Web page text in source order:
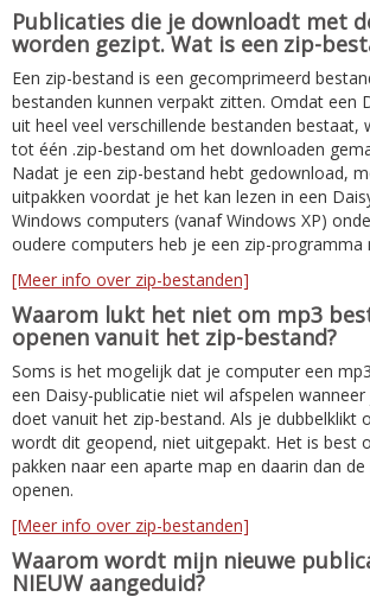
Publicaties die je downloadt met
worden gezipt. Wat is een zip-
Een zip-bestand is een gecomprimeerd
bestanden kunnen verpakt zitten. Omdat een
uit heel veel verschillende bestanden bestaat,
tot één .zip-bestand om het downloaden
Nadat je een zip-bestand hebt gedownload,
uitpakken voordat je het kan lezen in een
Windows computers (vanaf Windows XP)
oudere computers heb je een zip-programma
[Meer info over zip-bestanden]
Waarom lukt het niet om mp3
openen vanuit het zip-bestand?
Soms is het mogelijk dat je computer een
een Daisy-publicatie niet wil afspelen
doet vanuit het zip-bestand. Als je dubbelklikt
wordt dit geopend, niet uitgepakt. Het is best
pakken naar een aparte map en daarin dan
openen.
[Meer info over zip-bestanden]
Waarom wordt mijn nieuwe
NIEUW aangeduid?